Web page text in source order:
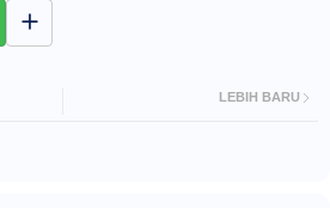
LEBIH BARU